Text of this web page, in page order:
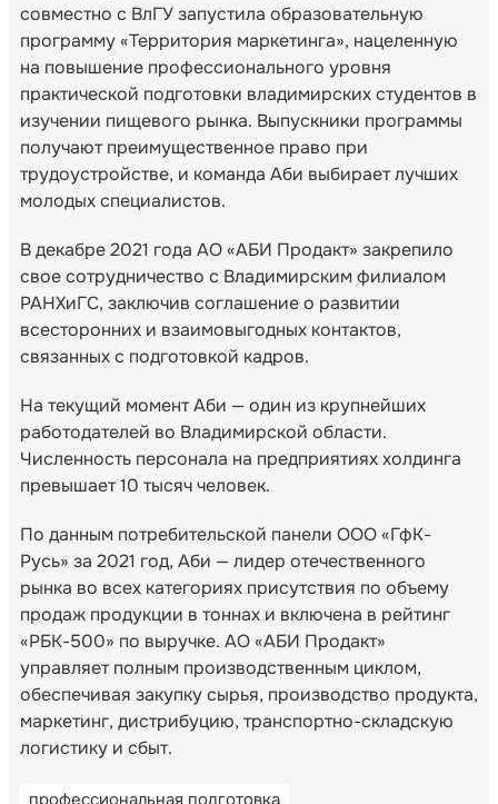
совместно с ВлГУ запустила образовательную
программу «Территория маркетинга», нацеленную
на повышение профессионального уровня
практической подготовки владимирских студентов в
изучении пищевого рынка. Выпускники программы
получают преимущественное право при
трудоустройстве, и команда Аби выбирает лучших
молодых специалистов.
В декабре 2021 года АО «АБИ Продакт» закрепило
свое сотрудничество с Владимирским филиалом
РАНХиГС, заключив соглашение о развитии
всесторонних и взаимовыгодных контактов,
связанных с подготовкой кадров.
На текущий момент Аби — один из крупнейших
работодателей во Владимирской области.
Численность персонала на предприятиях холдинга
превышает 10 тысяч человек.
По данным потребительской панели ООО «ГфК-
Русь» за 2021 год, Аби — лидер отечественного
рынка во всех категориях присутствия по объему
продаж продукции в тоннах и включена в рейтинг
«РБК-500» по выручке. АО «АБИ Продакт»
управляет полным производственным циклом,
обеспечивая закупку сырья, производство продукта,
маркетинг, дистрибуцию, транспортно-складскую
логистику и сбыт.
профессиональная подготовка